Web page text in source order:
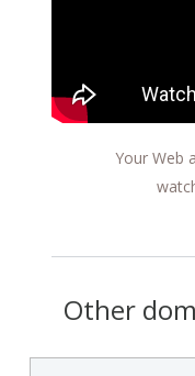
Your Web
Other